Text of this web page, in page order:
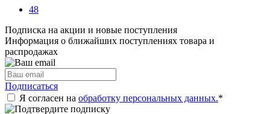
48
Подписка на акции и новые поступления
Информация о ближайших поступлениях товара и
распродажах
Подписаться
Я согласен на обработку персональных данных.*